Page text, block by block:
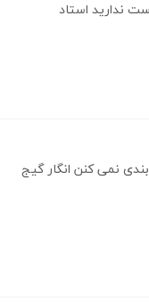
ندارید استاد
نمی کنن انگار گیج